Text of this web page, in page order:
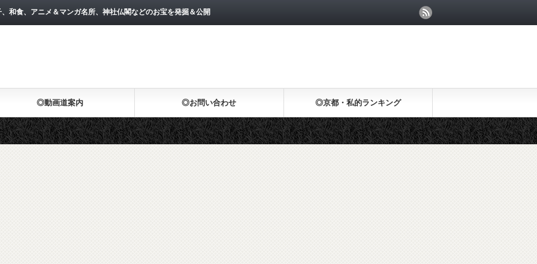
和食、アニメ＆マンガ名所、神社仏閣などのお宝を発掘＆公開
◎動画道案内 ◎お問い合わせ ◎京都・私的ランキング